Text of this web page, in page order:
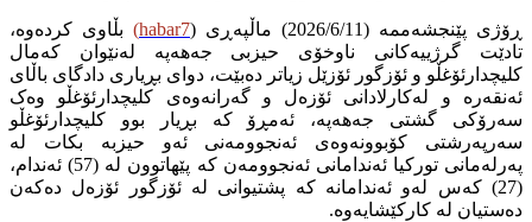
ڕۆژی پێنجشەممە (2026/6/11) ماڵپەڕی ( habar7
) بڵاوی کردەوە،
تادێت گرژییەکانی ناوخۆی حیزبی جەهەپە لەنێوان کەمال
کلیچدارئۆغڵو و ئۆزگور ئۆزێل زیاتر دەبێت، دوای بڕیاری دادگای باڵای
ئەنقەرە و لەکارلادانی ئۆزەل و گەرانەوەی کلیچدارئۆغڵو وەک
سەرۆکی گشتی جەهەپە، ئەمڕۆ کە بڕیار بوو کلیچدارئۆغڵو
سەرپەرشتی کۆبوونەوەی ئەنجوومەنی ئەو حیزبە بکات لە
پەرلەمانی تورکیا ئەندامانی ئەنجوومەن کە پێهاتوون لە (57) ئەندام،
(27) کەس لەو ئەندامانە کە پشتیوانی لە ئۆزگور ئۆزەل دەکەن
دەستیان لە کارکێشایەوە.